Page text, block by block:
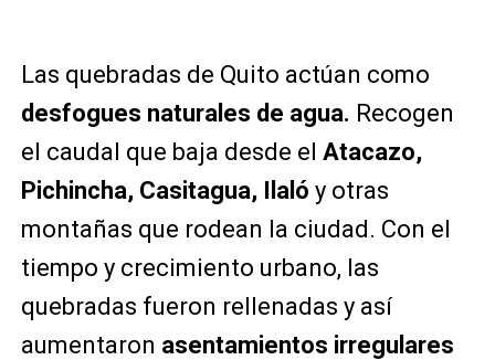
Las quebradas de Quito actúan como
desfogues naturales de agua. Recogen
el caudal que baja desde el Atacazo,
Pichincha, Casitagua, Ilaló y otras
montañas que rodean la ciudad. Con el
tiempo y crecimiento urbano, las
quebradas fueron rellenadas y así
aumentaron asentamientos irregulares